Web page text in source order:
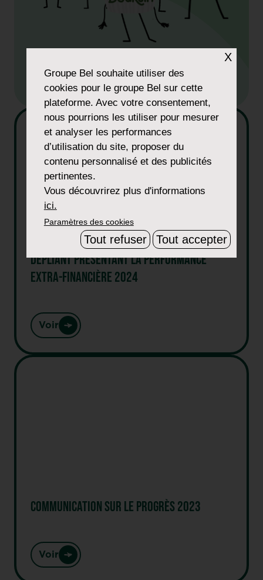
DÉPLIANT PRÉSENTANT LA PERFORMANCE
EXTRA-FINANCIÈRE 2024
Voir
COMMUNICATION SUR LE PROGRÈS 2023
Voir
X
Groupe Bel souhaite utiliser des
cookies pour le groupe Bel sur cette
plateforme. Avec votre consentement,
nous pourrions les utiliser pour mesurer
et analyser les performances
d’utilisation du site, proposer du
contenu personnalisé et des publicités
pertinentes.
Vous découvrirez plus d'informations
ici.
Paramètres des cookies
Tout refuser Tout accepter